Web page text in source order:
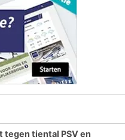
tegen tiental PSV en